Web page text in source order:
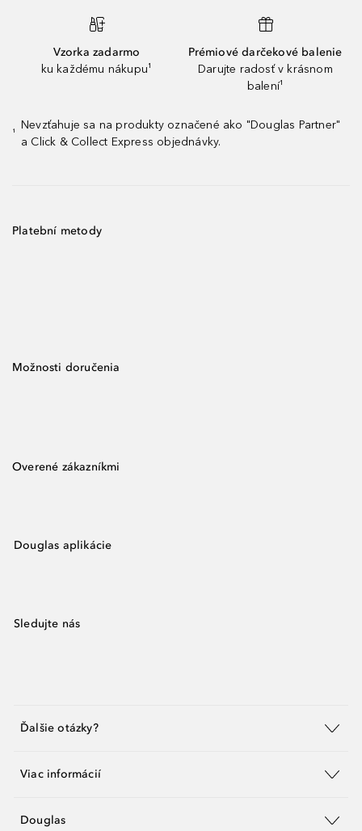
Vzorka zadarmo
ku každému nákupu¹
Prémiové darčekové balenie
Darujte radosť v krásnom
balení¹
¹
Nevzťahuje sa na produkty označené ako "Douglas Partner"
a Click & Collect Express objednávky.
Platební metody
Možnosti doručenia
Overené zákazníkmi
Douglas aplikácie
Sledujte nás
Ďalšie otázky?
Viac informácií
Douglas